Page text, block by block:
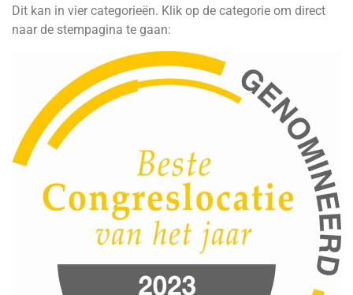
Dit kan in vier categorieën. Klik op de categorie om direct
naar de stempagina te gaan: